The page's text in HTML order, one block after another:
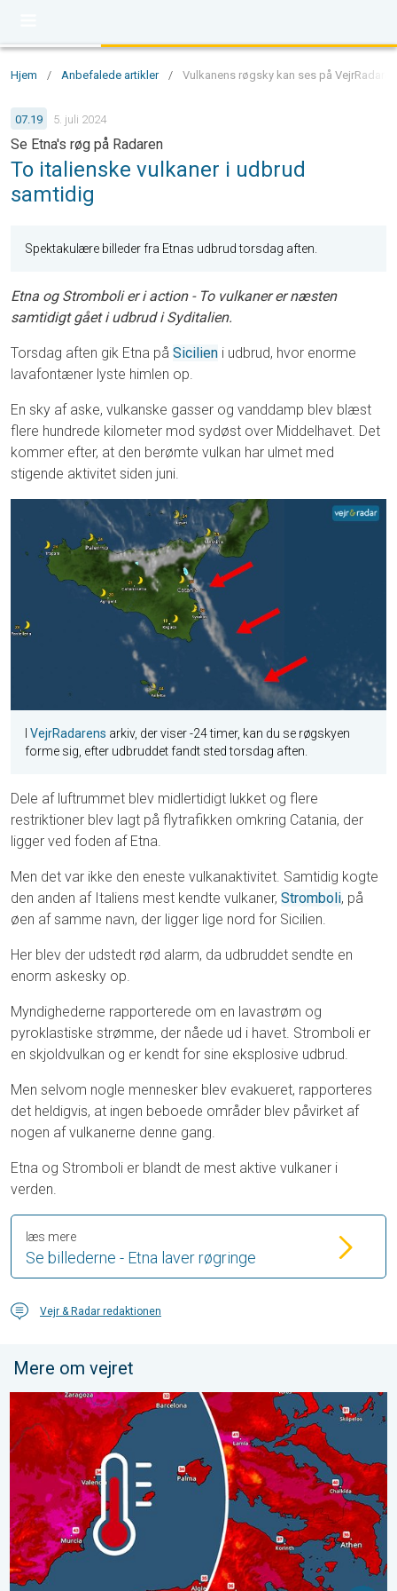
Hjem / Anbefalede artikler / Vulkanens røgsky kan ses på
07.19 5. juli 2024
Se Etna's røg på Radaren
To italienske vulkaner i udbrud
samtidig
Spektakulære billeder fra Etnas udbrud torsdag aften.
Etna og Stromboli er i action - To vulkaner er næsten
samtidigt gået i udbrud i Syditalien.
Torsdag aften gik Etna på Sicilien i udbrud, hvor enorme
lavafontæner lyste himlen op.
En sky af aske, vulkanske gasser og vanddamp blev blæst
flere hundrede kilometer mod sydøst over Middelhavet. Det
kommer efter, at den berømte vulkan har ulmet med
stigende aktivitet siden juni.
VejrRadarens arkiv, der viser -24 timer, kan du se røgskyen
forme sig, efter udbruddet fandt sted torsdag aften.
Dele af luftrummet blev midlertidigt lukket og flere
restriktioner blev lagt på flytrafikken omkring Catania, der
ligger ved foden af Etna.
Men det var ikke den eneste vulkanaktivitet. Samtidig kogte
den anden af Italiens mest kendte vulkaner, Stromboli, på
øen af samme navn, der ligger lige nord for Sicilien.
Her blev der udstedt rød alarm, da udbruddet sendte en
enorm askesky op.
Myndighederne rapporterede om en lavastrøm og
pyroklastiske strømme, der nåede ud i havet. Stromboli er
en skjoldvulkan og er kendt for sine eksplosive udbrud.
Men selvom nogle mennesker blev evakueret, rapporteres
det heldigvis, at ingen beboede områder blev påvirket af
nogen af vulkanerne denne gang.
Etna og Stromboli er blandt de mest aktive vulkaner i
verden.
Se billederne - Etna laver røgringe
læs mere
Vejr & Radar redaktionen
Mere om vejret
Ny hedebølge i Sydeuropa. Op mod 45 grader. . . onsdag den